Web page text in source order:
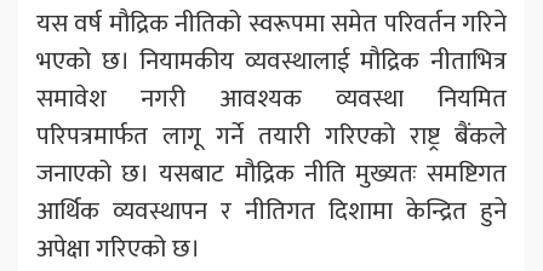
यस वर्ष मौद्रिक नीतिको स्वरूपमा समेत परिवर्तन गरिने
भएको छ। नियामकीय व्यवस्थालाई मौद्रिक नीताभित्र
समावेश नगरी आवश्यक व्यवस्था नियमित
परिपत्रमार्फत लागू गर्ने तयारी गरिएको राष्ट्र बैंकले
जनाएको छ। यसबाट मौद्रिक नीति मुख्यतः समष्टिगत
आर्थिक व्यवस्थापन र नीतिगत दिशामा केन्द्रित हुने
अपेक्षा गरिएको छ।